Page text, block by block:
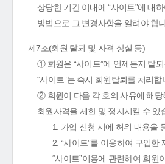
상당한 기간 이내에 “사이트”에 대
방법으로 그 변경사항을 알려야 합
제7조(회원 탈퇴 및 자격 상실 등)
① 회원은 “사이트”에 언제든지 탈
“사이트”는 즉시 회원탈퇴를 처리합
② 회원이 다음 각 호의 사유에 해당
회원자격을 제한 및 정지시킬 수 있
1. 가입 신청 시에 허위 내용을
2. “사이트”를 이용하여 구입한
“사이트”이용에 관련하여 회원